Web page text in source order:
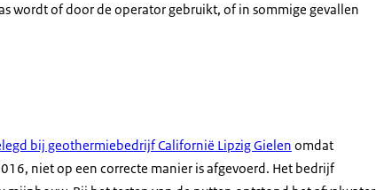
wordt of door de operator gebruikt, of in sommige gevallen
bij geothermiebedrijf Californië Lipzig Gielen omdat
niet op een correcte manier is afgevoerd. Het bedrijf